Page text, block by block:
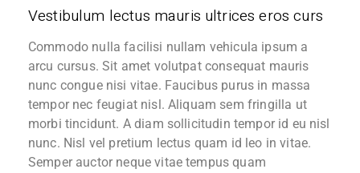
Vestibulum lectus mauris ultrices eros curs
Commodo nulla facilisi nullam vehicula ipsum a
arcu cursus. Sit amet volutpat consequat mauris
nunc congue nisi vitae. Faucibus purus in massa
tempor nec feugiat nisl. Aliquam sem fringilla ut
morbi tincidunt. A diam sollicitudin tempor id eu nisl
nunc. Nisl vel pretium lectus quam id leo in vitae.
Semper auctor neque vitae tempus quam